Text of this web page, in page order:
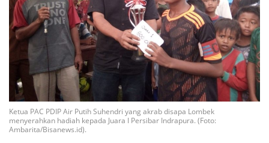
Ketua PAC PDIP Air Putih Suhendri yang akrab disapa Lombek
menyerahkan hadiah kepada Juara I Persibar Indrapura. (Foto:
Ambarita/Bisanews.id).